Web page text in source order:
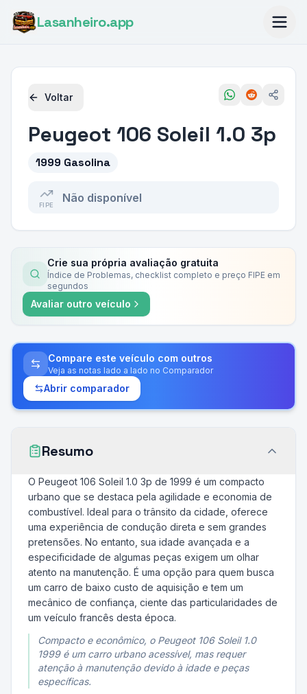
Lasanheiro.app
Voltar
Peugeot 106 Soleil 1.0 3p
1999 Gasolina
FIPE
Não disponível
Crie sua própria avaliação gratuita
Índice de Problemas, checklist completo e preço FIPE em
segundos
Avaliar outro veículo
Compare este veículo com outros
Veja as notas lado a lado no Comparador
Abrir comparador
Resumo
O Peugeot 106 Soleil 1.0 3p de 1999 é um compacto
urbano que se destaca pela agilidade e economia de
combustível. Ideal para o trânsito da cidade, oferece
uma experiência de condução direta e sem grandes
pretensões. No entanto, sua idade avançada e a
especificidade de algumas peças exigem um olhar
atento na manutenção. É uma opção para quem busca
um carro de baixo custo de aquisição e tem um
mecânico de confiança, ciente das particularidades de
um veículo francês desta época.
Compacto e econômico, o Peugeot 106 Soleil 1.0
1999 é um carro urbano acessível, mas requer
atenção à manutenção devido à idade e peças
específicas.